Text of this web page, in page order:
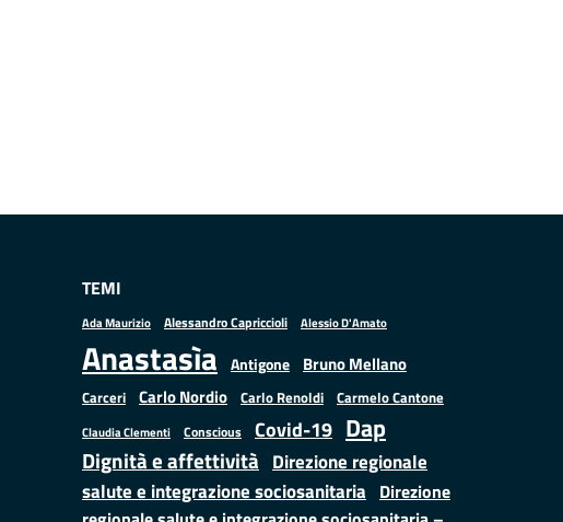
TEMI
Ada Maurizio Alessandro Capriccioli Alessio D'Amato
Anastasìa Antigone Bruno Mellano
Carceri Carlo Nordio Carlo Renoldi Carmelo Cantone
Claudia Clementi Conscious Covid-19 Dap
Dignità e affettività Direzione regionale
salute e integrazione sociosanitaria Direzione